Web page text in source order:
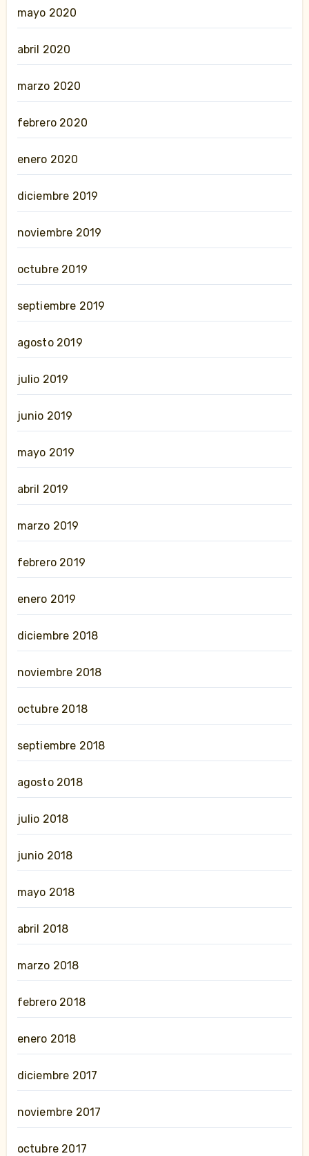
mayo 2020
abril 2020
marzo 2020
febrero 2020
enero 2020
diciembre 2019
noviembre 2019
octubre 2019
septiembre 2019
agosto 2019
julio 2019
junio 2019
mayo 2019
abril 2019
marzo 2019
febrero 2019
enero 2019
diciembre 2018
noviembre 2018
octubre 2018
septiembre 2018
agosto 2018
julio 2018
junio 2018
mayo 2018
abril 2018
marzo 2018
febrero 2018
enero 2018
diciembre 2017
noviembre 2017
octubre 2017